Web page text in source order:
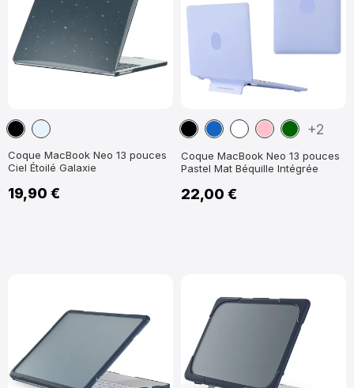
NoirTransparent
Coque MacBook Neo 13 pouces
Ciel Étoilé Galaxie
19,90 €
NoirBleuBlancRoseVert +2
Coque MacBook Neo 13 pouces
Pastel Mat Béquille Intégrée
22,00 €